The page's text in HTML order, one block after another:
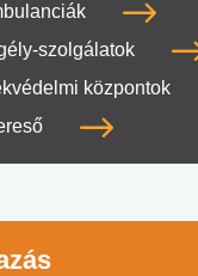
szolgálatok
központok